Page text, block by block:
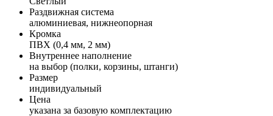
Раздвижная система
алюминиевая, нижнеопорная
Кромка
ПВХ (0,4 мм, 2 мм)
Внутреннее наполнение
на выбор (полки, корзины, штанги)
Размер
индивидуальный
Цена
указана за базовую комплектацию